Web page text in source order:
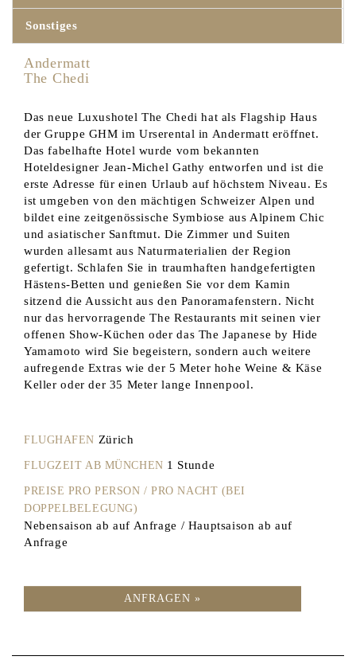
Sonstiges
Andermatt
The Chedi
Das neue Luxushotel The Chedi hat als Flagship Haus
der Gruppe GHM im Urserental in Andermatt eröffnet.
Das fabelhafte Hotel wurde vom bekannten
Hoteldesigner Jean-Michel Gathy entworfen und ist die
erste Adresse für einen Urlaub auf höchstem Niveau. Es
ist umgeben von den mächtigen Schweizer Alpen und
bildet eine zeitgenössische Symbiose aus Alpinem Chic
und asiatischer Sanftmut. Die Zimmer und Suiten
wurden allesamt aus Naturmaterialien der Region
gefertigt. Schlafen Sie in traumhaften handgefertigten
Hästens-Betten und genießen Sie vor dem Kamin
sitzend die Aussicht aus den Panoramafenstern. Nicht
nur das hervorragende The Restaurants mit seinen vier
offenen Show-Küchen oder das The Japanese by Hide
Yamamoto wird Sie begeistern, sondern auch weitere
aufregende Extras wie der 5 Meter hohe Weine & Käse
Keller oder der 35 Meter lange Innenpool.
FLUGHAFEN Zürich
FLUGZEIT AB MÜNCHEN 1 Stunde
PREISE PRO PERSON / PRO NACHT (BEI
DOPPELBELEGUNG)
Nebensaison ab auf Anfrage / Hauptsaison ab auf
Anfrage
ANFRAGEN »